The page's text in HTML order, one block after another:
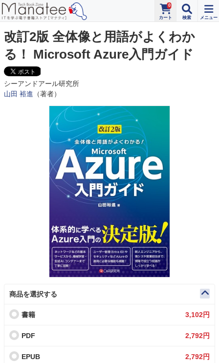
0
改訂2版 全体像と用語がよくわか
る！ Microsoft Azure入門ガイド
シーアンドアール研究所
山田 裕進 （著者）
商品を選択する
書籍 3,102円
PDF 2,792円
EPUB 2,792円